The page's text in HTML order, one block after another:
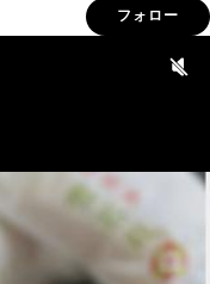
フォロー